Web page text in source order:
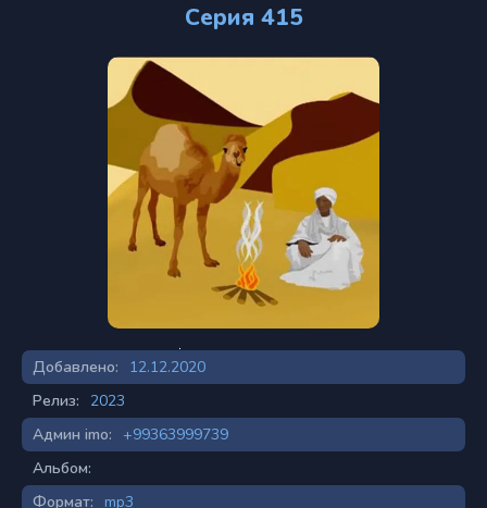
Серия 415
Добавлено:
12.12.2020
Релиз:
2023
Админ imo:
+99363999739
Альбом:
Формат:
mp3